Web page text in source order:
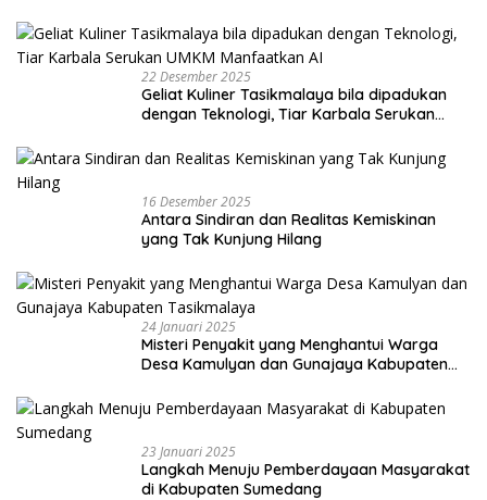
22 Desember 2025
Geliat Kuliner Tasikmalaya bila dipadukan
dengan Teknologi, Tiar Karbala Serukan
16 Desember 2025
Antara Sindiran dan Realitas Kemiskinan
yang Tak Kunjung Hilang
24 Januari 2025
Misteri Penyakit yang Menghantui Warga
Desa Kamulyan dan Gunajaya Kabupaten
23 Januari 2025
Langkah Menuju Pemberdayaan Masyarakat
di Kabupaten Sumedang